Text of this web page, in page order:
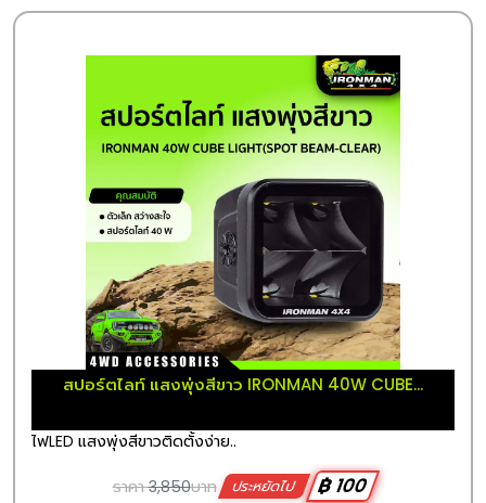
สปอร์ตไลท์ แสงพุ่งสีขาว IRONMAN 40W CUBE...
ไฟLED แสงพุ่งสีขาวติดตั้งง่าย..
ราคา3,850บาท ประหยัดไป
฿ 100